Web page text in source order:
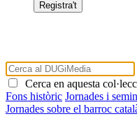
Cerca en aquesta
Fons històric Jornades i
Jornades sobre el barroc